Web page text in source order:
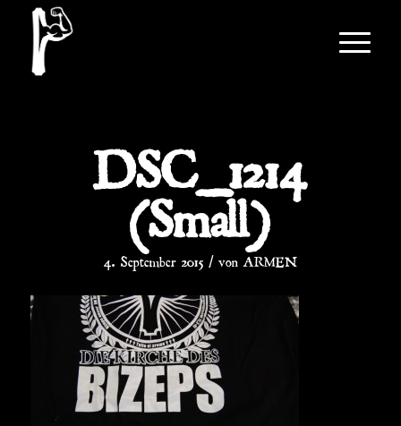
DSC_1214
(Small)
4. September 2015 / ARMEN